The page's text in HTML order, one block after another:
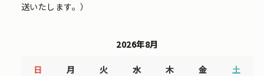
送いたします。）
2026年8月
日 月 火 水 木 金 土